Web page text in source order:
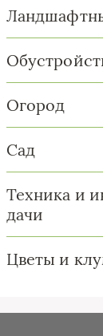
Огород
Сад
Техника и
дачи
Цветы и